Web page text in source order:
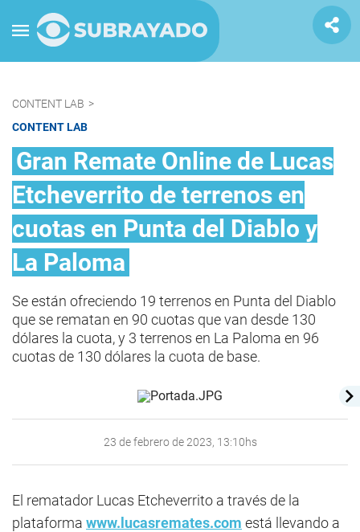
CONTENT LAB >
CONTENT LAB
Gran Remate Online de Lucas
Etcheverrito de terrenos en
cuotas en Punta del Diablo y
La Paloma
Se están ofreciendo 19 terrenos en Punta del Diablo
que se rematan en 90 cuotas que van desde 130
dólares la cuota, y 3 terrenos en La Paloma en 96
cuotas de 130 dólares la cuota de base.
23 de febrero de 2023, 13:10hs
El rematador Lucas Etcheverrito a través de la
plataforma www.lucasremates.com está llevando a